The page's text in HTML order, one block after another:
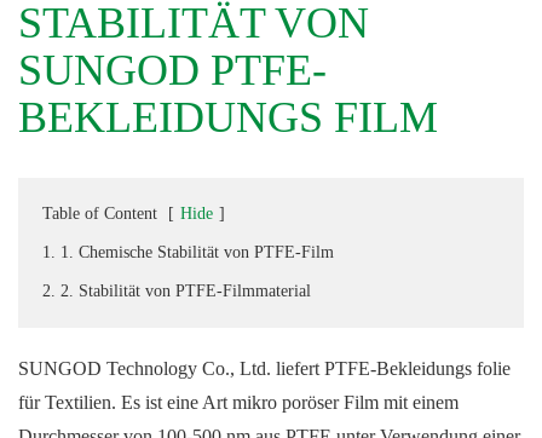
STABILITÄT VON
SUNGOD PTFE-
BEKLEIDUNGS FILM
Table of Content [ Hide ]
1. 1. Chemische Stabilität von PTFE-Film
2. 2. Stabilität von PTFE-Filmmaterial
SUNGOD Technology Co., Ltd. liefert PTFE-Bekleidungs folie
für Textilien. Es ist eine Art mikro poröser Film mit einem